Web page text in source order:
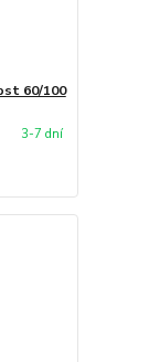
60/100
3-7 dní